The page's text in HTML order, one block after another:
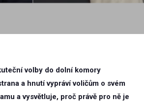
volby do dolní komory
a hnutí vypráví voličům o svém
a vysvětluje, proč právě pro ně je